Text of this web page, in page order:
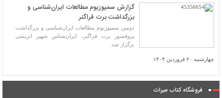
گزارش سمپوزیوم مطالعات ایران‌شناسی و
بزرگداشت برت فراگنر
دومین سمپوزیوم مطالعات ایران‌شناسی و بزرگداشت
پروفسور برت فراگنر، ایران‌شناس شهیر اتریشی
برگزار شد.
چهارشنبه ۲۰ فروردین ۱۴۰۴
فروشگاه کتاب میراث